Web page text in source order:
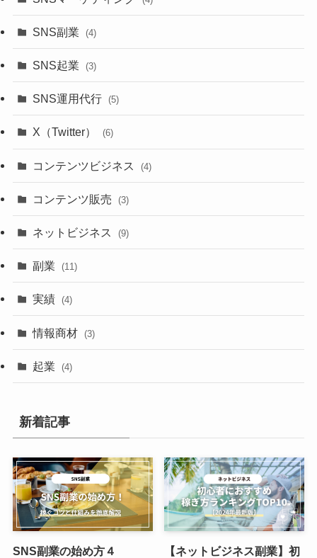
SNS副業 (4)
SNS起業 (3)
SNS運用代行 (5)
X（Twitter） (6)
コンテンツビジネス (4)
コンテンツ販売 (3)
ネットビジネス (9)
副業 (11)
実績 (4)
情報商材 (3)
起業 (4)
新着記事
SNS副業の始め方４
【ネットビジネス副業】初